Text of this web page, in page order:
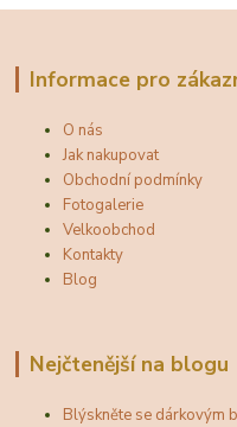
Informace pro
O nás
Jak nakupovat
Obchodní podmínky
Fotogalerie
Velkoobchod
Kontakty
Blog
Nejčtenější na blogu
Blýskněte se dárkovým